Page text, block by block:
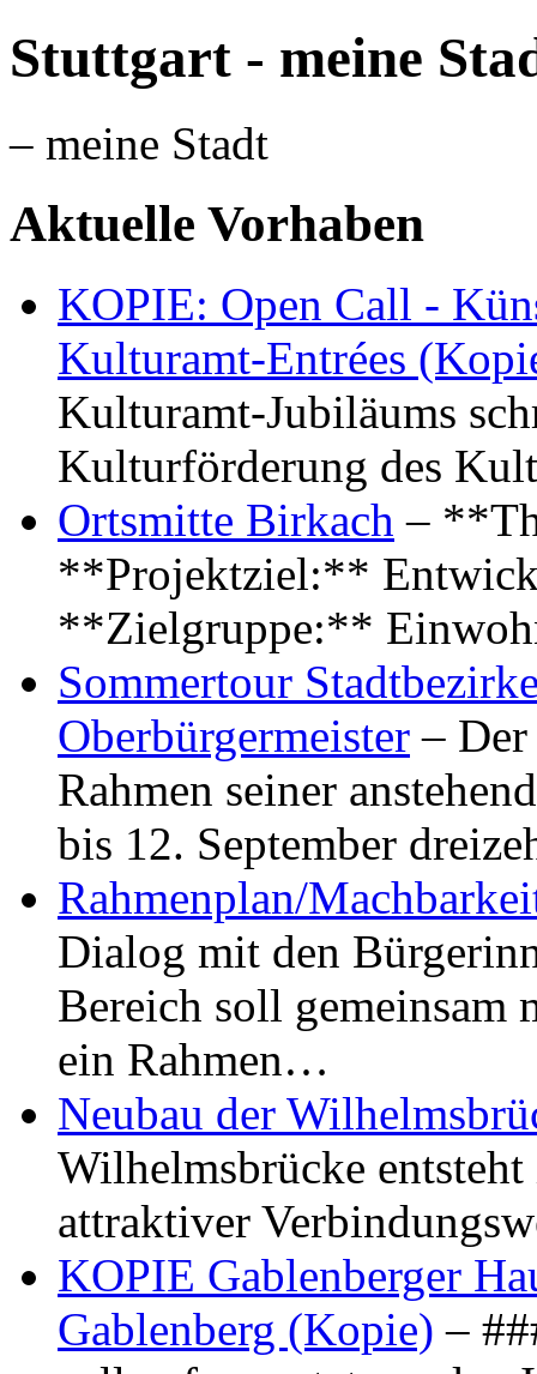
Stuttgart - meine
– meine Stadt
Aktuelle Vorhaben
KOPIE: Open Call -
Kulturamt-Entrées
Kulturamt-Jubiläums
Kulturförderung des
Ortsmitte Birkach –
**Projektziel:**
**Zielgruppe:**
Sommertour
Oberbürgermeister –
Rahmen seiner
bis 12. September
Rahmenplan/
Dialog mit den
Bereich soll gemeinsam
ein Rahmen…
Neubau der
Wilhelmsbrücke
attraktiver
KOPIE Gablenberger
Gablenberg (Kopie) –